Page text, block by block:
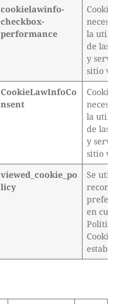
cookielawinfo-
checkbox-
performance
Cookie
necesaria
la
de las
y servicios
sitio web
CookieLawInfoCo
nsent
Cookie
necesaria
la
de las
y servicios
sitio web
viewed_cookie_po
licy
Se utiliza
recordar sus
en cuanto a
Política de
Cookies
establecida